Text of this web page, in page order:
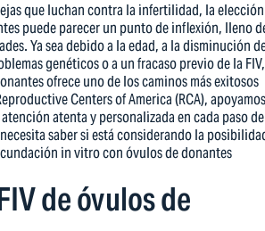
que luchan contra la infertilidad, la elección
puede parecer un punto de inflexión, lleno
Ya sea debido a la edad, a la disminución
genéticos o a un fracaso previo de la FIV,
ofrece uno de los caminos más exitosos
Centers of America (RCA), apoyamos
atenta y personalizada en cada paso
saber si está considerando la
in vitro con óvulos de donantes
de óvulos de